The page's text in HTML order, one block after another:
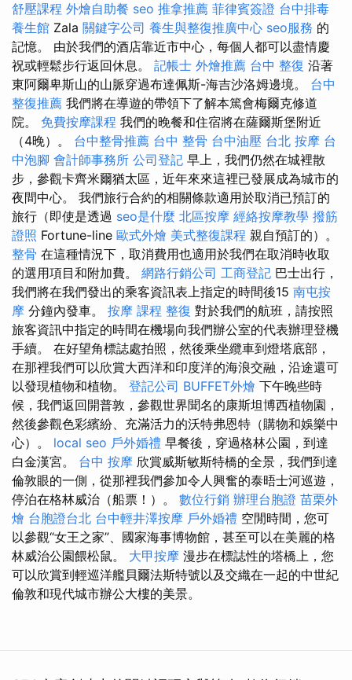
舒壓課程 外燴自助餐 seo 推拿推薦 菲律賓簽證 台中排毒
養生館 Zala 關鍵字公司 養生與整復推廣中心 seo服務 的
記憶。 由於我們的酒店靠近市中心，每個人都可以盡情慶
祝或輕鬆步行返回休息。 記帳士 外燴推薦 台中 整復 沿著
東阿爾卑斯山的山脈穿過布達佩斯-海吉沙洛姆邊境。 台中
整復推薦 我們將在導遊的帶領下了解本篤會梅爾克修道
院。 免費按摩課程 我們的晚餐和住宿將在薩爾斯堡附近
（4晚）。 台中整骨推薦 台中 整骨 台中油壓 台北 按摩 台
中泡腳 會計師事務所 公司登記 早上，我們仍然在城裡散
步，參觀卡齊米爾猶太區，近年來來這裡已發展成為城市的
夜間中心。 我們旅行合約的相關條款適用於取消已預訂的
旅行（即使是透過 seo是什麼 北區按摩 經絡按摩教學 撥筋
證照 Fortune-line 歐式外燴 美式整復課程 親自預訂的）。
整骨 在這種情況下，取消費用也適用於我們在取消時收取
的選用項目和附加費。 網路行銷公司 工商登記 巴士出行，​​
我們將在我們發出的乘客資訊表上指定的時間後15 南屯按
摩 分鐘內發車。 按摩 課程 整復 對於我們的航班，請按照
旅客資訊中指定的時間在機場向我們辦公室的代表辦理登機
手續。 在好望角標誌處拍照，然後乘坐纜車到燈塔底部，
在那裡我們可以欣賞大西洋和印度洋的海浪交融，沿途還可
以發現植物和植物。 登記公司 BUFFET外燴 下午晚些時
候，我們返回開普敦，參觀世界聞名的康斯坦博西植物園，
然後參觀色彩繽紛、充滿活力的沃特弗恩特（購物和娛樂中
心）。 local seo 戶外婚禮 早餐後，穿過格林公園，到達
白金漢宮。 台中 按摩 欣賞威斯敏斯特橋的全景，我們到達
倫敦眼的一側，從那裡我們參加令人興奮的泰晤士河巡遊，
停泊在格林威治（船票！）。 數位行銷 辦理台胞證 苗栗外
燴 台胞證台北 台中輕井澤按摩 戶外婚禮 空閒時間，您可
以參觀“女王之家”、國家海事博物館，甚至可以在美麗的格
林威治公園餵松鼠。 大甲按摩 漫步在標誌性的塔橋上，您
可以欣賞到輕巡洋艦貝爾法斯特號以及交織在一起的中世紀
倫敦和現代城市辦公大樓的美景。